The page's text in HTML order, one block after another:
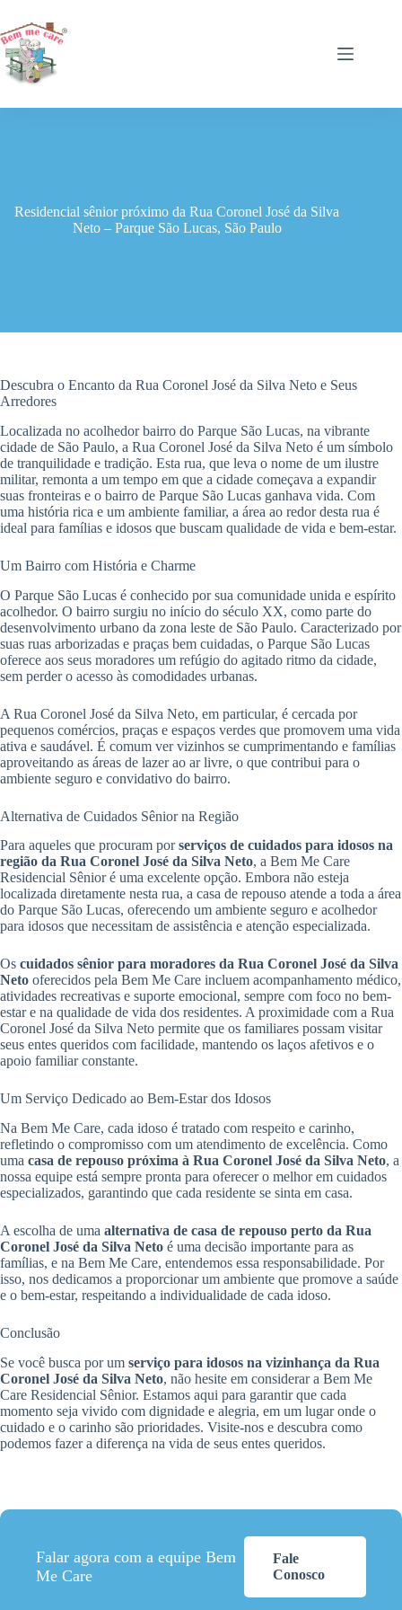
para
o
conteúdo
Residencial sênior próximo da Rua Coronel José da Silva
Neto – Parque São Lucas, São Paulo
Descubra o Encanto da Rua Coronel José da Silva Neto e Seus
Arredores
Localizada no acolhedor bairro do Parque São Lucas, na vibrante
cidade de São Paulo, a Rua Coronel José da Silva Neto é um símbolo
de tranquilidade e tradição. Esta rua, que leva o nome de um ilustre
militar, remonta a um tempo em que a cidade começava a expandir
suas fronteiras e o bairro de Parque São Lucas ganhava vida. Com
uma história rica e um ambiente familiar, a área ao redor desta rua é
ideal para famílias e idosos que buscam qualidade de vida e bem-estar.
Um Bairro com História e Charme
O Parque São Lucas é conhecido por sua comunidade unida e espírito
acolhedor. O bairro surgiu no início do século XX, como parte do
desenvolvimento urbano da zona leste de São Paulo. Caracterizado por
suas ruas arborizadas e praças bem cuidadas, o Parque São Lucas
oferece aos seus moradores um refúgio do agitado ritmo da cidade,
sem perder o acesso às comodidades urbanas.
A Rua Coronel José da Silva Neto, em particular, é cercada por
pequenos comércios, praças e espaços verdes que promovem uma vida
ativa e saudável. É comum ver vizinhos se cumprimentando e famílias
aproveitando as áreas de lazer ao ar livre, o que contribui para o
ambiente seguro e convidativo do bairro.
Alternativa de Cuidados Sênior na Região
Para aqueles que procuram porserviços de cuidados para idosos na
região da Rua Coronel José da Silva Neto, a Bem Me Care
Residencial Sênior é uma excelente opção. Embora não esteja
localizada diretamente nesta rua, a casa de repouso atende a toda a área
do Parque São Lucas, oferecendo um ambiente seguro e acolhedor
para idosos que necessitam de assistência e atenção especializada.
Os cuidados sênior para moradores da Rua Coronel José da Silva
Neto oferecidos pela Bem Me Care incluem acompanhamento médico,
atividades recreativas e suporte emocional, sempre com foco no bem-
estar e na qualidade de vida dos residentes. A proximidade com a Rua
Coronel José da Silva Neto permite que os familiares possam visitar
seus entes queridos com facilidade, mantendo os laços afetivos e o
apoio familiar constante.
Um Serviço Dedicado ao Bem-Estar dos Idosos
Na Bem Me Care, cada idoso é tratado com respeito e carinho,
refletindo o compromisso com um atendimento de excelência. Como
uma casa de repouso próxima à Rua Coronel José da Silva Neto, a
nossa equipe está sempre pronta para oferecer o melhor em cuidados
especializados, garantindo que cada residente se sinta em casa.
A escolha de uma alternativa de casa de repouso perto da Rua
Coronel José da Silva Neto é uma decisão importante para as
famílias, e na Bem Me Care, entendemos essa responsabilidade. Por
isso, nos dedicamos a proporcionar um ambiente que promove a saúde
e o bem-estar, respeitando a individualidade de cada idoso.
Conclusão
Se você busca por um serviço para idosos na vizinhança da Rua
Coronel José da Silva Neto, não hesite em considerar a Bem Me
Care Residencial Sênior. Estamos aqui para garantir que cada
momento seja vivido com dignidade e alegria, em um lugar onde o
cuidado e o carinho são prioridades. Visite-nos e descubra como
podemos fazer a diferença na vida de seus entes queridos.
Falar agora com a equipe Bem
Me Care
Fale
Conosco